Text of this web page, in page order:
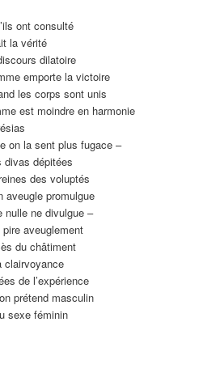
ont consulté
la vérité
dilatoire
emporte la victoire
les corps sont unis
est moindre en harmonie
on la sent plus fugace –
divas dépitées
des voluptés
aveugle promulgue
nulle ne divulgue –
pire aveuglement
du châtiment
clairvoyance
de l’expérience
prétend masculin
sexe féminin